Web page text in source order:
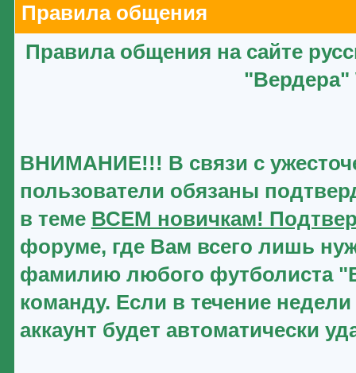
Правила общения
Правила общения на сайте
"Вердера"
ВНИМАНИЕ!!! В связи с
пользователи обязаны
в теме ВСЕМ новичкам!
форуме, где Вам всего лишь
фамилию любого футболиста
команду. Если в течение
аккаунт будет автоматически